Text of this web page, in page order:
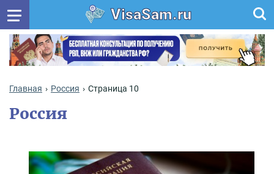
VisaSam.ru
Главная Россия Страница 10
Россия